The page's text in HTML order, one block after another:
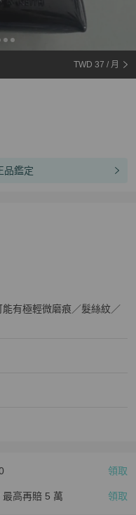
TWD 37 / 月
品鑑定
有極輕微磨痕／髮絲紋／
領取
最高再賠 5 萬 領取